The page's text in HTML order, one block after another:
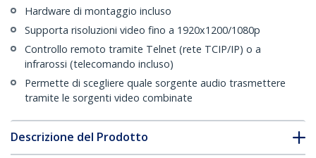
Hardware di montaggio incluso
Supporta risoluzioni video fino a 1920x1200/1080p
Controllo remoto tramite Telnet (rete TCIP/IP) o a
infrarossi (telecomando incluso)
Permette di scegliere quale sorgente audio trasmettere
tramite le sorgenti video combinate
Descrizione del Prodotto